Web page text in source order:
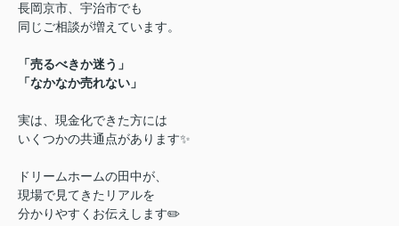
長岡京市、宇治市でも
同じご相談が増えています。
「売るべきか迷う」
「なかなか売れない」
実は、現金化できた方には
いくつかの共通点があります✨
ドリームホームの田中が、
現場で見てきたリアルを
分かりやすくお伝えします✏️